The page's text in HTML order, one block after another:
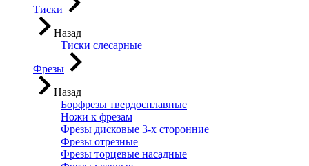
Тиски
Назад
Тиски слесарные
Фрезы
Назад
Борфрезы твердосплавные
Ножи к фрезам
Фрезы дисковые 3-х сторонние
Фрезы отрезные
Фрезы торцевые насадные